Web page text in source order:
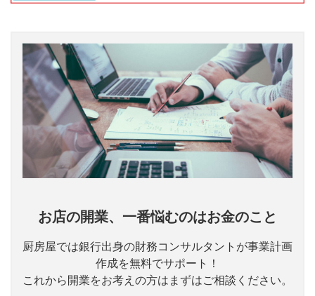
お店の開業、一番悩むのはお金のこと
厨房屋では銀行出身の財務コンサルタントが事業計画
作成を無料でサポート！
これから開業をお考えの方はまずはご相談ください。